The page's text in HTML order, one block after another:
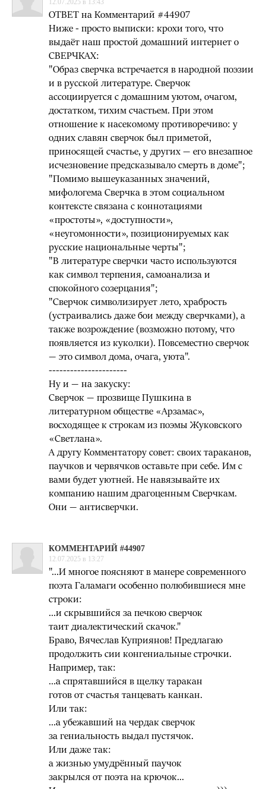
ОТВЕТ на Комментарий #44907
Ниже - просто выписки: крохи того, что
выдаёт наш простой домашний интернет о
СВЕРЧКАХ:
"Образ сверчка встречается в народной поэзии
и в русской литературе. Сверчок
ассоциируется с домашним уютом, очагом,
достатком, тихим счастьем. При этом
отношение к насекомому противоречиво: у
одних славян сверчок был приметой,
приносящей счастье, у других — его внезапное
исчезновение предсказывало смерть в доме";
"Помимо вышеуказанных значений,
мифологема Сверчка в этом социальном
контексте связана с коннотациями
«простоты», «доступности»,
«неугомонности», позиционируемых как
русские национальные черты";
"В литературе сверчки часто используются
как символ терпения, самоанализа и
спокойного созерцания";
"Сверчок символизирует лето, храбрость
(устраивались даже бои между сверчками), а
также возрождение (возможно потому, что
появляется из куколки). Повсеместно сверчок
— это символ дома, очага, уюта".
----------------------
Ну и — на закуску:
Сверчок — прозвище Пушкина в
литературном обществе «Арзамас»,
восходящее к строкам из поэмы Жуковского
«Светлана».
А другу Комментатору совет: своих тараканов,
паучков и червячков оставьте при себе. Им с
вами будет уютней. Не навязывайте их
компанию нашим драгоценным Сверчкам.
Они — антисверчки.
КОММЕНТАРИЙ #44907
12.07.2025 в 13:27
"...И многое поясняют в манере современного
поэта Галамаги особенно полюбившиеся мне
строки:
…и скрывшийся за печкою сверчок
таит диалектический скачок."
Браво, Вячеслав Куприянов! Предлагаю
продолжить сии конгениальные строчки.
Например, так:
...а спрятавшийся в щелку таракан
готов от счастья танцевать канкан.
Или так:
...а убежавший на чердак сверчок
за гениальность выдал пустячок.
Или даже так:
а жизнью умудрённый паучок
закрылся от поэта на крючок...